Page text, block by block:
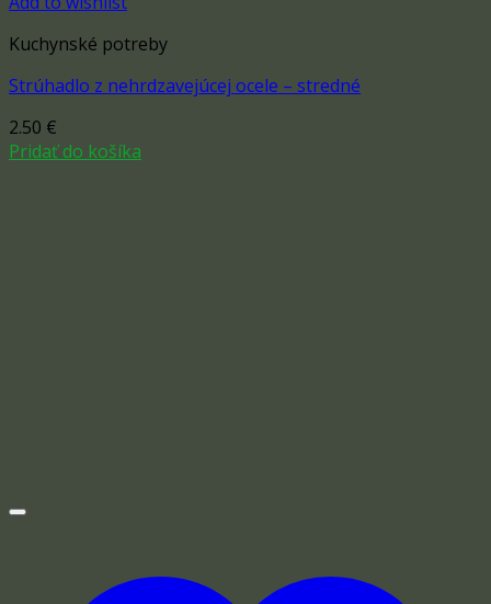
Kuchynské potreby
Strúhadlo z nehrdzavejúcej ocele – stredné
2.50 €
Pridať do košíka